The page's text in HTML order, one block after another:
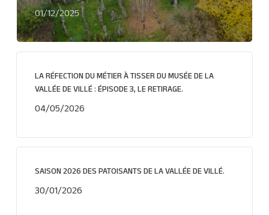
01/12/2025
LA RÉFECTION DU MÉTIER À TISSER DU MUSÉE DE LA
VALLÉE DE VILLÉ : ÉPISODE 3, LE RETIRAGE.
04/05/2026
SAISON 2026 DES PATOISANTS DE LA VALLÉE DE VILLÉ.
30/01/2026